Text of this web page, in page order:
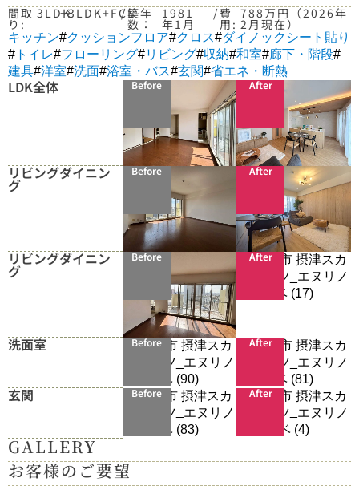
間取
り:
3LDK
→3LDK+FCL
/築年
数：
1981
年1月
/ 費
用:
788万円（2026年
2月現在）
キッチン#クッションフロア#クロス#ダイノックシート貼り
# トイレ#フローリング#リビング#収納#和室#廊下・階段#
建具#洋室#洗面#浴室・バス#玄関#省エネ・断熱
LDK全体 Before After
リビングダイニン
グ
Before After
リビングダイニン
グ
Before After
洗面室 Before After
玄関 Before After
GALLERY
お客様のご要望